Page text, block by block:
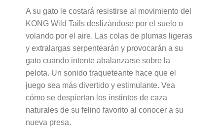
A su gato le costará resistirse al movimiento del
KONG Wild Tails deslizándose por el suelo o
volando por el aire. Las colas de plumas ligeras
y extralargas serpentearán y provocarán a su
gato cuando intente abalanzarse sobre la
pelota. Un sonido traqueteante hace que el
juego sea más divertido y estimulante. Vea
cómo se despiertan los instintos de caza
naturales de su felino favorito al conocer a su
nueva presa.